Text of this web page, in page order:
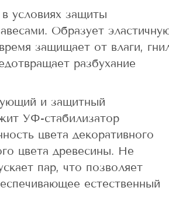
условиях защиты
Образует
защищает от влаги,
разбухание
и защитный
УФ-стабилизатор
цвета декоративного
цвета древесины. Не
пар, что позволяет
естественный